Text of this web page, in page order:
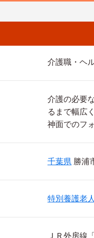
介護職・ヘ
介護の必要
るまで幅広
神面でのフ
千葉県 勝浦
特別養護老
ＪＲ外房線